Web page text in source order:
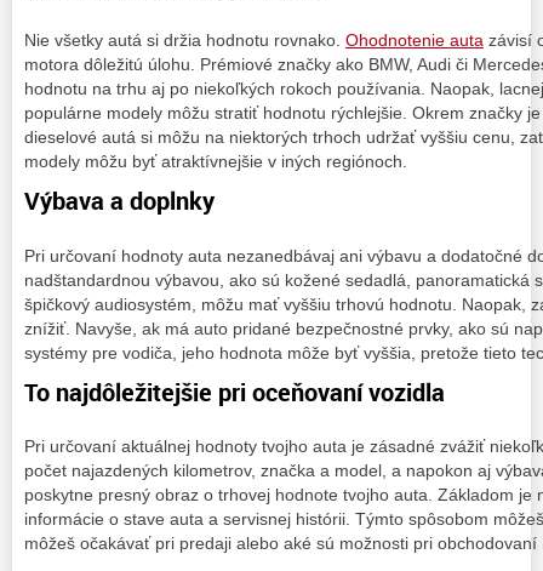
Nie všetky autá si držia hodnotu rovnako. Ohodnotenie auta závisí
motora dôležitú úlohu. Prémiové značky ako BMW, Audi či
hodnotu na trhu aj po niekoľkých rokoch používania. Naopak,
populárne modely môžu stratiť hodnotu rýchlejšie. Okrem značky
dieselové autá si môžu na niektorých trhoch udržať vyššiu cenu,
modely môžu byť atraktívnejšie v iných regiónoch.
Výbava a doplnky
Pri určovaní hodnoty auta nezanedbávaj ani výbavu a dodatočné
nadštandardnou výbavou, ako sú kožené sedadlá, panoramatická
špičkový audiosystém, môžu mať vyššiu trhovú hodnotu. Naopak,
znížiť. Navyše, ak má auto pridané bezpečnostné prvky, ako sú
systémy pre vodiča, jeho hodnota môže byť vyššia, pretože tieto
To najdôležitejšie pri oceňovaní vozidla
Pri určovaní aktuálnej hodnoty tvojho auta je zásadné zvážiť
počet najazdených kilometrov, značka a model, a napokon aj
poskytne presný obraz o trhovej hodnote tvojho auta. Základom je
informácie o stave auta a servisnej histórii. Týmto spôsobom
môžeš očakávať pri predaji alebo aké sú možnosti pri obchodovaní